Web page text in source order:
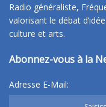
Radio généraliste,
valorisant le débat
culture et arts.
Abonnez-vous à la
Adresse E-Mail: